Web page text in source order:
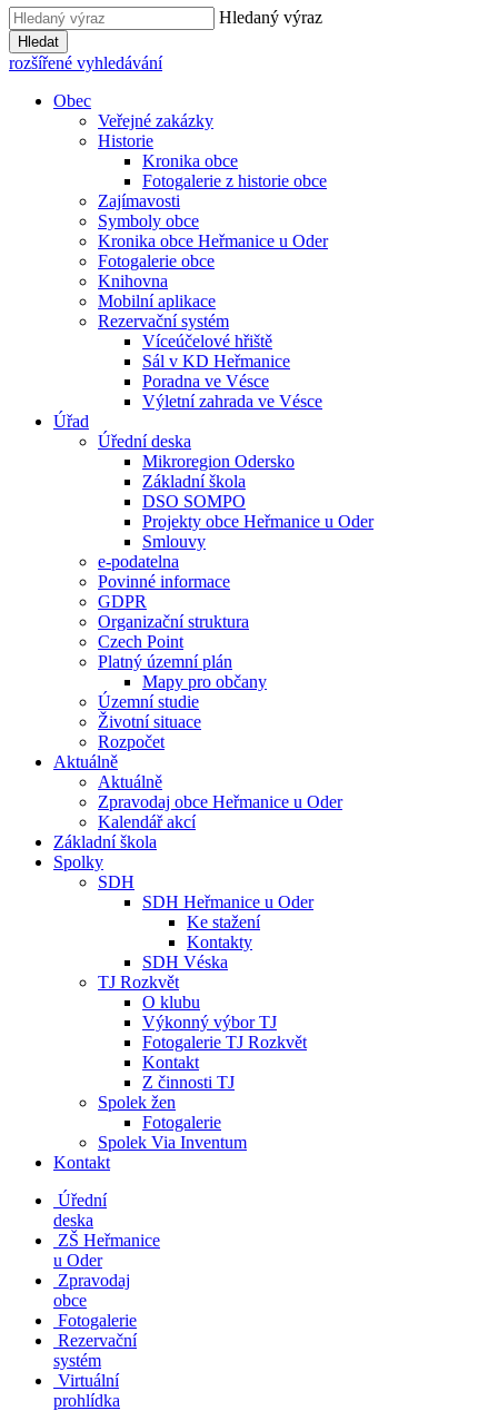
Hledaný výraz
Hledat
rozšířené vyhledávání
Obec
Veřejné zakázky
Historie
Kronika obce
Fotogalerie z historie obce
Zajímavosti
Symboly obce
Kronika obce Heřmanice u Oder
Fotogalerie obce
Knihovna
Mobilní aplikace
Rezervační systém
Víceúčelové hřiště
Sál v KD Heřmanice
Poradna ve Vésce
Výletní zahrada ve Vésce
Úřad
Úřední deska
Mikroregion Odersko
Základní škola
DSO SOMPO
Projekty obce Heřmanice u Oder
Smlouvy
e-podatelna
Povinné informace
GDPR
Organizační struktura
Czech Point
Platný územní plán
Mapy pro občany
Územní studie
Životní situace
Rozpočet
Aktuálně
Aktuálně
Zpravodaj obce Heřmanice u Oder
Kalendář akcí
Základní škola
Spolky
SDH
SDH Heřmanice u Oder
Ke stažení
Kontakty
SDH Véska
TJ Rozkvět
O klubu
Výkonný výbor TJ
Fotogalerie TJ Rozkvět
Kontakt
Z činnosti TJ
Spolek žen
Fotogalerie
Spolek Via Inventum
Kontakt
Úřední
deska
ZŠ Heřmanice
u Oder
Zpravodaj
obce
Fotogalerie
Rezervační
systém
Virtuální
prohlídka